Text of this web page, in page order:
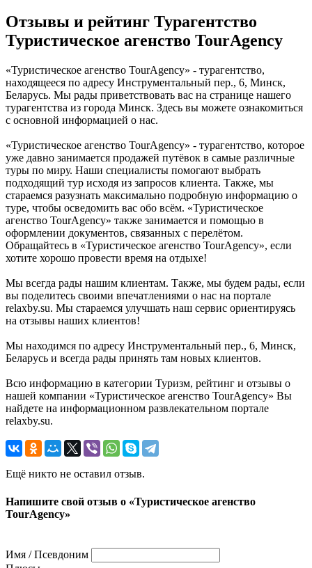
Отзывы и рейтинг Турагентство
Туристическое агенство TourAgency
«Туристическое агенство TourAgency» - турагентство,
находящееся по адресу Инструментальный пер., 6, Минск,
Беларусь. Мы рады приветствовать вас на странице нашего
турагентства из города Минск. Здесь вы можете ознакомиться
с основной информацией о нас.
«Туристическое агенство TourAgency» - турагентство, которое
уже давно занимается продажей путёвок в самые различные
туры по миру. Наши специалисты помогают выбрать
подходящий тур исходя из запросов клиента. Также, мы
стараемся разузнать максимально подробную информацию о
туре, чтобы осведомить вас обо всём. «Туристическое
агенство TourAgency» также занимается и помощью в
оформлении документов, связанных с перелётом.
Обращайтесь в «Туристическое агенство TourAgency», если
хотите хорошо провести время на отдыхе!
Мы всегда рады нашим клиентам. Также, мы будем рады, если
вы поделитесь своими впечатлениями о нас на портале
relaxby.su. Мы стараемся улучшать наш сервис ориентируясь
на отзывы наших клиентов!
Мы находимся по адресу Инструментальный пер., 6, Минск,
Беларусь и всегда рады принять там новых клиентов.
Всю информацию в категории Туризм, рейтинг и отзывы о
нашей компании «Туристическое агенство TourAgency» Вы
найдете на информационном развлекательном портале
relaxby.su.
Ещё никто не оставил отзыв.
Напишите свой отзыв о «Туристическое агенство
TourAgency»
Имя / Псевдоним